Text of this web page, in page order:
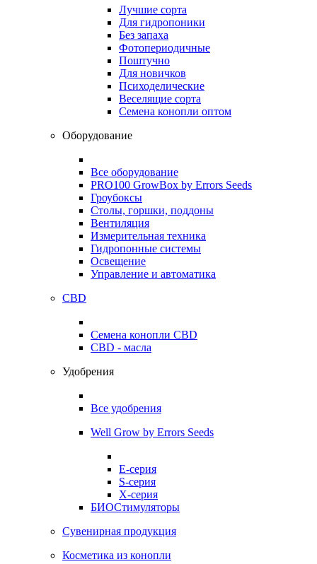
Лучшие сорта
Для гидропоники
Без запаха
Фотопериодичные
Поштучно
Для новичков
Психоделические
Веселящие сорта
Семена конопли оптом
Оборудование
Все оборудование
PRO100 GrowBox by Errors Seeds
Гроубоксы
Столы, горшки, поддоны
Вентиляция
Измерительная техника
Гидропонные системы
Освещение
Управление и автоматика
CBD
Семена конопли CBD
CBD - масла
Удобрения
Все удобрения
Well Grow by Errors Seeds
E-серия
S-серия
X-серия
БИОСтимуляторы
Сувенирная продукция
Косметика из конопли